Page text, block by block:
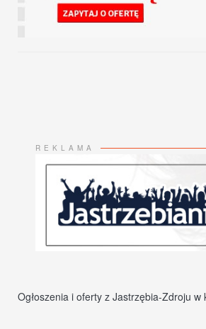
REKLAMA
Ogłoszenia i oferty z Jastrzębia-Zdroju w